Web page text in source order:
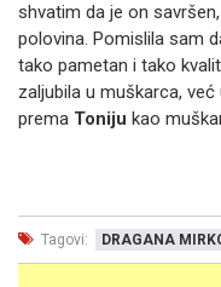
shvatim da je on savršen,
polovina. Pomislila sam
tako pametan i tako
zaljubila u muškarca,
prema Toniju kao mušk
Tagovi: DRAGANA